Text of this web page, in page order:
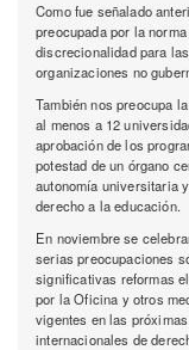
Como fue señalado
preocupada por la
discrecionalidad para
organizaciones no
También nos preocupa
al menos a 12
aprobación de los
potestad de un órgano
autonomía universitaria
derecho a la educación.
En noviembre se
serias preocupaciones
significativas reformas
por la Oficina y otros
vigentes en las
internacionales de